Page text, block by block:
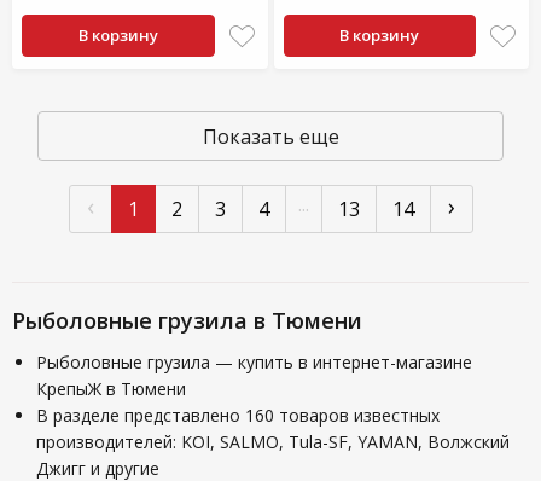
В корзину В корзину
Показать еще
‹ 1 2 3 4 ... 13 14 ›
Рыболовные грузила в Тюмени
Рыболовные грузила — купить в интернет-магазине
КрепыЖ в Тюмени
В разделе представлено 160 товаров известных
производителей: KOI, SALMO, Tula-SF, YAMAN, Волжский
Джигг и другие